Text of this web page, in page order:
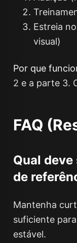
Estreia
visual)
Por que
2 e a parte 3.
FAQ
Qual
de
Mantenha
suficiente
estável.